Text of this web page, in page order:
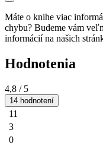
Máte o knihe viac
chybu? Budeme vám
informácií na našich
Hodnotenia
4,8 / 5
14 hodnotení
11
3
0